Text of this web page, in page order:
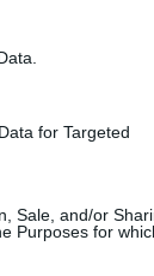
for Targeted
Sale, and/or
Purposes for